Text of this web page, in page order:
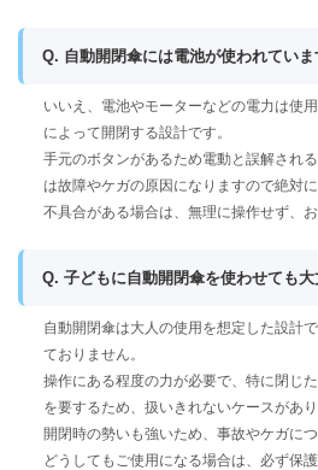
Q. 自動開閉傘には電池が使われていま
いいえ、電池やモーターなどの電力は使
によって開閉する設計です。
手元のボタンがあるため電動と誤解され
は故障やケガの原因になりますので絶対に
不具合がある場合は、無理に操作せず、
Q. 子どもに自動開閉傘を使わせても大
自動開閉傘は大人の使用を想定した設計
ておりません。
操作にある程度の力が必要で、特に閉じ
を要するため、扱いきれないケースがあり
開閉時の勢いも強いため、事故やケガに
どうしてもご使用になる場合は、必ず保